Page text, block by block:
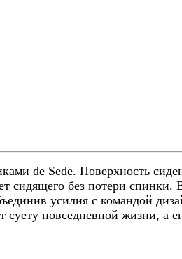
de Sede. Поверхность
сидящего без потери
усилия с командой
повседневной жизни, а